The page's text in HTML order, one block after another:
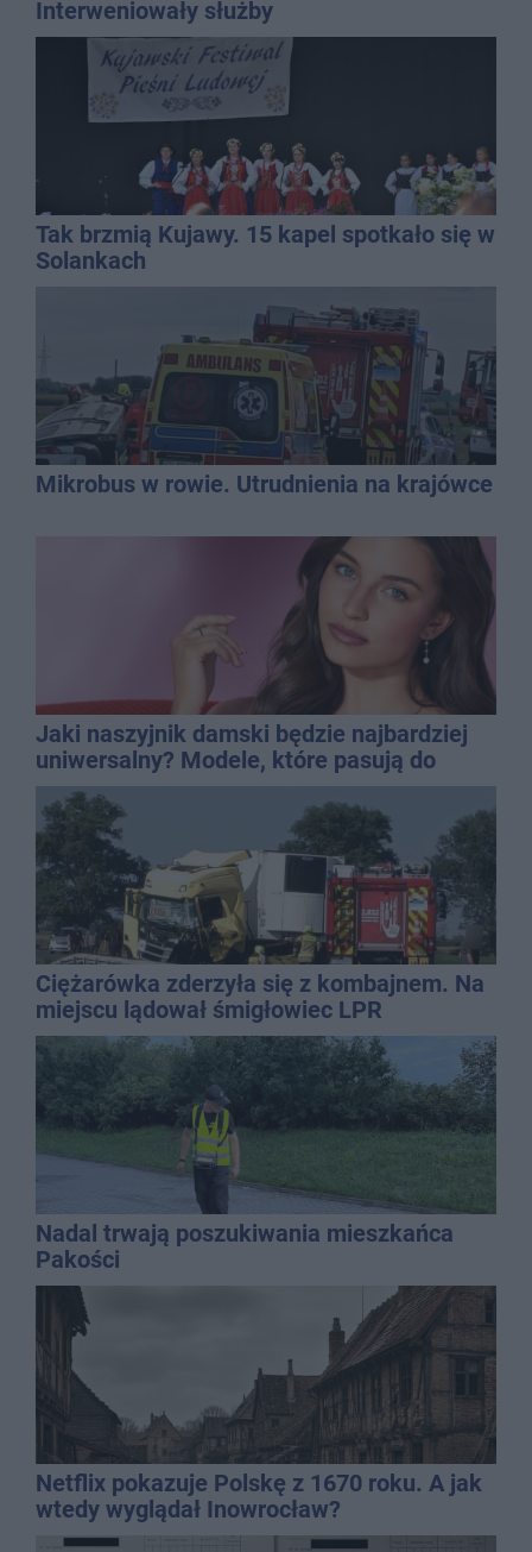
Interweniowały służby
Tak brzmią Kujawy. 15 kapel spotkało się w
Solankach
Mikrobus w rowie. Utrudnienia na krajówce
Jaki naszyjnik damski będzie najbardziej
uniwersalny? Modele, które pasują do
wielu stylizacji
Ciężarówka zderzyła się z kombajnem. Na
miejscu lądował śmigłowiec LPR
Nadal trwają poszukiwania mieszkańca
Pakości
Netflix pokazuje Polskę z 1670 roku. A jak
wtedy wyglądał Inowrocław?